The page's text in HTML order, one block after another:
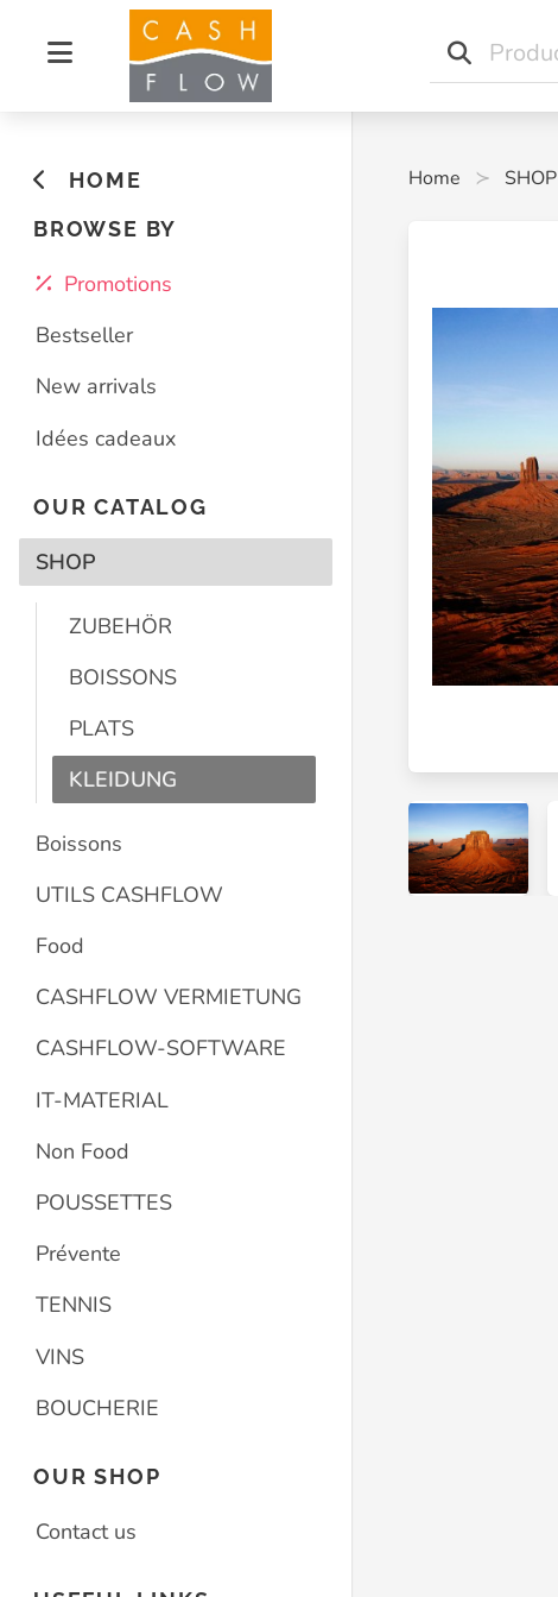
HOME
BROWSE BY
Promotions
Bestseller
New arrivals
Idées cadeaux
OUR CATALOG
SHOP
ZUBEHÖR
BOISSONS
PLATS
KLEIDUNG
Boissons
UTILS CASHFLOW
Food
CASHFLOW VERMIETUNG
CASHFLOW-SOFTWARE
IT-MATERIAL
Non Food
POUSSETTES
Prévente
TENNIS
VINS
BOUCHERIE
OUR SHOP
Contact us
Home SHOP